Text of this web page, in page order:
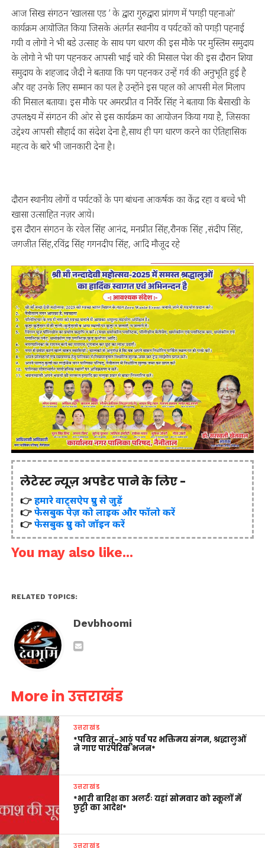
आज सिख संगठन ‘खालसा एड ’ के द्वारा गुरुद्वारा प्रांगण में ‘पगड़ी पहनाओ’
कार्यक्रम आयोजित किया जिसके अंतर्गत स्थानीय व पर्यटकों को पगड़ी पहनाई
गयी व लोगो ने भी बडे उत्साह के साथ पग धारण की इस मौके पर मुस्लिम समुदाय
के लोगो ने भी पग पहनकर आपसी भाई चारे की मिसाल पेश की इस दौरान शिया
समुदाय के शहजाद जैदी ने बताया कि पग पहनकर उन्हें गर्व की अनुभूति हुई है
और वह उनके लिए सम्मान का पल है उन्होंने इस पहल को आपसी मेल मिलाप
की मिसाल बताया। इस मौके पर अमरप्रीत व निर्वेर सिंह ने बताया कि बैसाखी के
उपलक्ष्य में संगठन की ओर से इस कार्यक्रम का आयोजन किया गया है, जिसका
उद्देश्य आपसी सौहार्द का संदेश देना है,साथ ही पग धारण करने का ऐतिहासिक
महत्व के बारे भी जानकारी देना है।
दौरान स्थानीय लोगों व पर्यटकों के पग बांधना आकर्षक का केंद्र रहा व बच्चे भी
खासा उत्साहित नज़र आये।
इस दौरान संगठन के रवेल सिंह आनंद, मनप्रीत सिंह,रौनक सिंह ,संदीप सिंह,
जगजीत सिंह,रविंद्र सिंह गगनदीप सिंह, आदि मौजूद रहे
लेटेस्ट न्यूज़ अपडेट पाने के लिए -
👉हमारे वाट्सऐप ग्रुप से जुड़ें
👉फेसबुक पेज़ को लाइक और फॉलो करें
👉फेसबुक ग्रुप को जॉइन करें
You may also like...
RELATED TOPICS:
Devbhoomi
More in उत्तराखंड
उत्तराखंड
*पवित्र सातूं-आठूं पर्व पर भक्तिमय संगम, श्रद्धालुओं
ने गाए पारंपरिक भजन*
उत्तराखंड
*भारी बारिश का अलर्टः यहां सोमवार को स्कूलों में
छुट्टी का आदेश*
उत्तराखंड